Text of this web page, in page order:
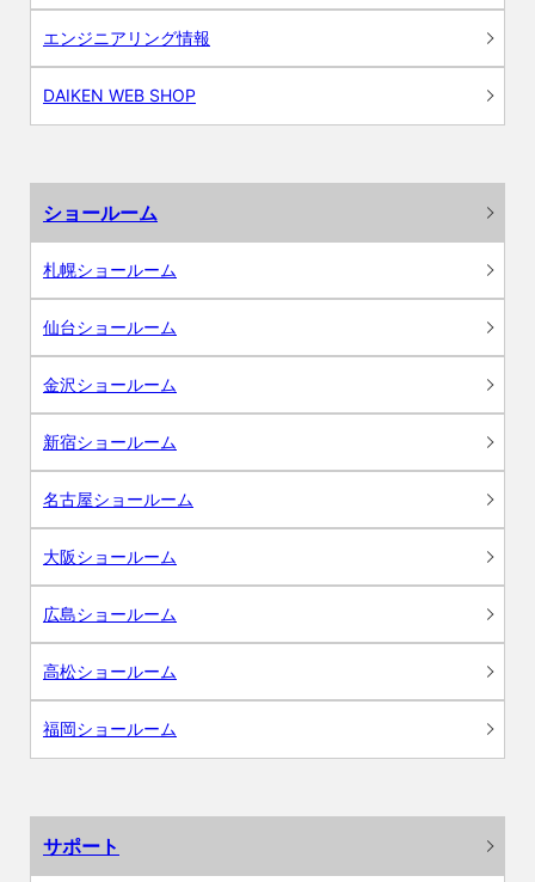
エンジニアリング情報
DAIKEN WEB SHOP
ショールーム
札幌ショールーム
仙台ショールーム
金沢ショールーム
新宿ショールーム
名古屋ショールーム
大阪ショールーム
広島ショールーム
高松ショールーム
福岡ショールーム
サポート